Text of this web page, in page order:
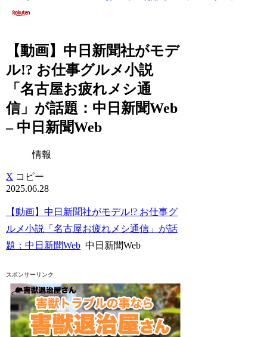
【動画】中日新聞社がモデ
ル!? お仕事グルメ小説
「名古屋お疲れメシ通
信」が話題：中日新聞Web
– 中日新聞Web
情報
X コピー
2025.06.28
【動画】中日新聞社がモデル!? お仕事グ
ルメ小説「名古屋お疲れメシ通信」が話
題：中日新聞Web 中日新聞Web
スポンサーリンク